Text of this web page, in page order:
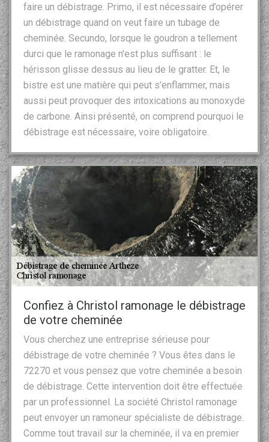
faire un débistrage. Primo, il est nécessaire d’opérer
un débistrage quand on veut faire un tubage de
cheminée. Secundo, lorsque le goudron a tellement
durci que le ramonage n'est plus suffisant : le
hérisson glisse dessus au lieu de le gratter. Et, le
bistre est une matière qui peut s’enflammer, mais
aussi peut provoquer des intoxications au monoxyde
de carbone. Ainsi présenté, on comprend pourquoi le
débistrage est nécessaire, voire obligatoire.
Confiez à Christol ramonage le débistrage
de votre cheminée
Vous cherchez une entreprise sérieuse pour
débistrage de votre cheminée ? Vous êtes dans le
72270 et vous pensez que votre cheminée a besoin
de débistrage. Cette intervention doit être effectuée
par un professionnel. La société Christol ramonage
peut envoyer un ramoneur spécialiste de débistrage.
Comme tout travail sur la cheminée, il va en premier